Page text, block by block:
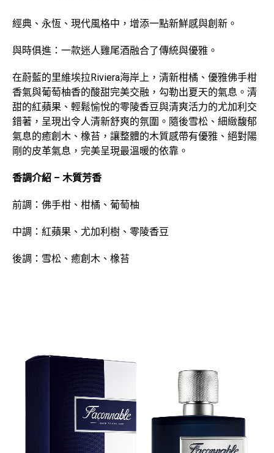
經典、永恆、現代風格中，增添一點新鮮感與創新。
與時俱進：一款迷人雞尾酒融合了傳統與優雅。
在蔚藍的里維埃拉Riviera海岸上，清新柑橘、優雅佛手柑
香氣與葡萄柚香的酸甜完美交融，勾勒出夏天的氣息。清
甜的紅蘋果、輕鬆愉悅的零陵香豆與清爽活力的尤加利交
錯著，呈現出令人清新舒爽的氛圍。隨後雪松、細緻馥郁
氣息的癒創木、橡苔，讓整體的木質感帶有優雅、絕對陽
剛的皮革氣息，完美呈現最溫暖的依靠。
香調介紹 – 木質芳香
前調：佛手柑、柑橘、葡萄柚
中調：紅蘋果、尤加利樹、零陵香豆
後調：雪松、癒創木、橡苔